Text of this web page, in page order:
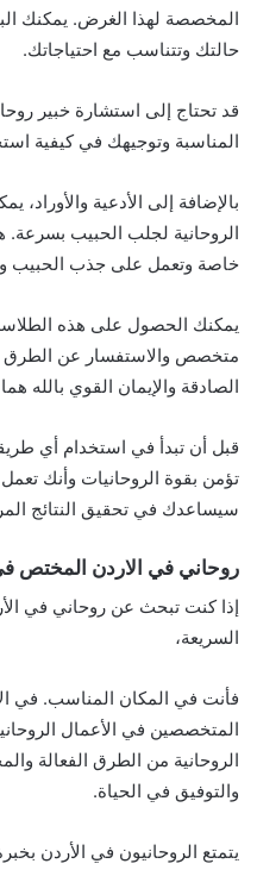
المخصصة لهذا الغرض. يمكنك
حالتك وتتناسب مع احتياجاتك.
قد تحتاج إلى استشارة خبير
المناسبة وتوجيهك في كيفية
بالإضافة إلى الأدعية والأوراد،
الروحانية لجلب الحبيب بسرعة.
خاصة وتعمل على جذب الحبيب
يمكنك الحصول على هذه
متخصص والاستفسار عن الطرق
الصادقة والإيمان القوي بالله
قبل أن تبدأ في استخدام أي
تؤمن بقوة الروحانيات وأنك
سيساعدك في تحقيق النتائج
روحاني في الاردن المختص
إذا كنت تبحث عن روحاني في
السريعة،
فأنت في المكان المناسب. في
المتخصصين في الأعمال
الروحانية من الطرق الفعالة
والتوفيق في الحياة.
يتمتع الروحانيون في الأردن